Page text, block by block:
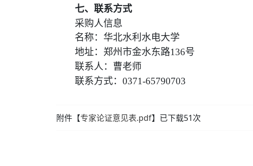
七、联系方式
采购人信息
名称： 华北水利水电大学
地址：郑州市金水东路136号
联系人：
曹老师
联系方式： 0371-65790703
附件【专家论证意见表.pdf】已下载51次